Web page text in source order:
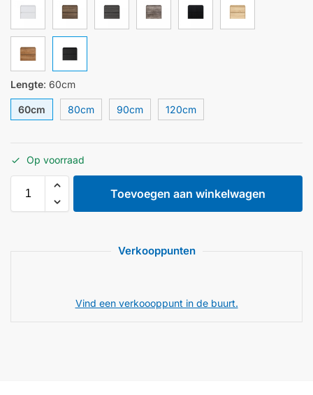
Lengte: 60cm
60cm 80cm 90cm 120cm
Op voorraad
Toevoegen aan winkelwagen
Verkooppunten
Vind een verkoooppunt in de buurt.